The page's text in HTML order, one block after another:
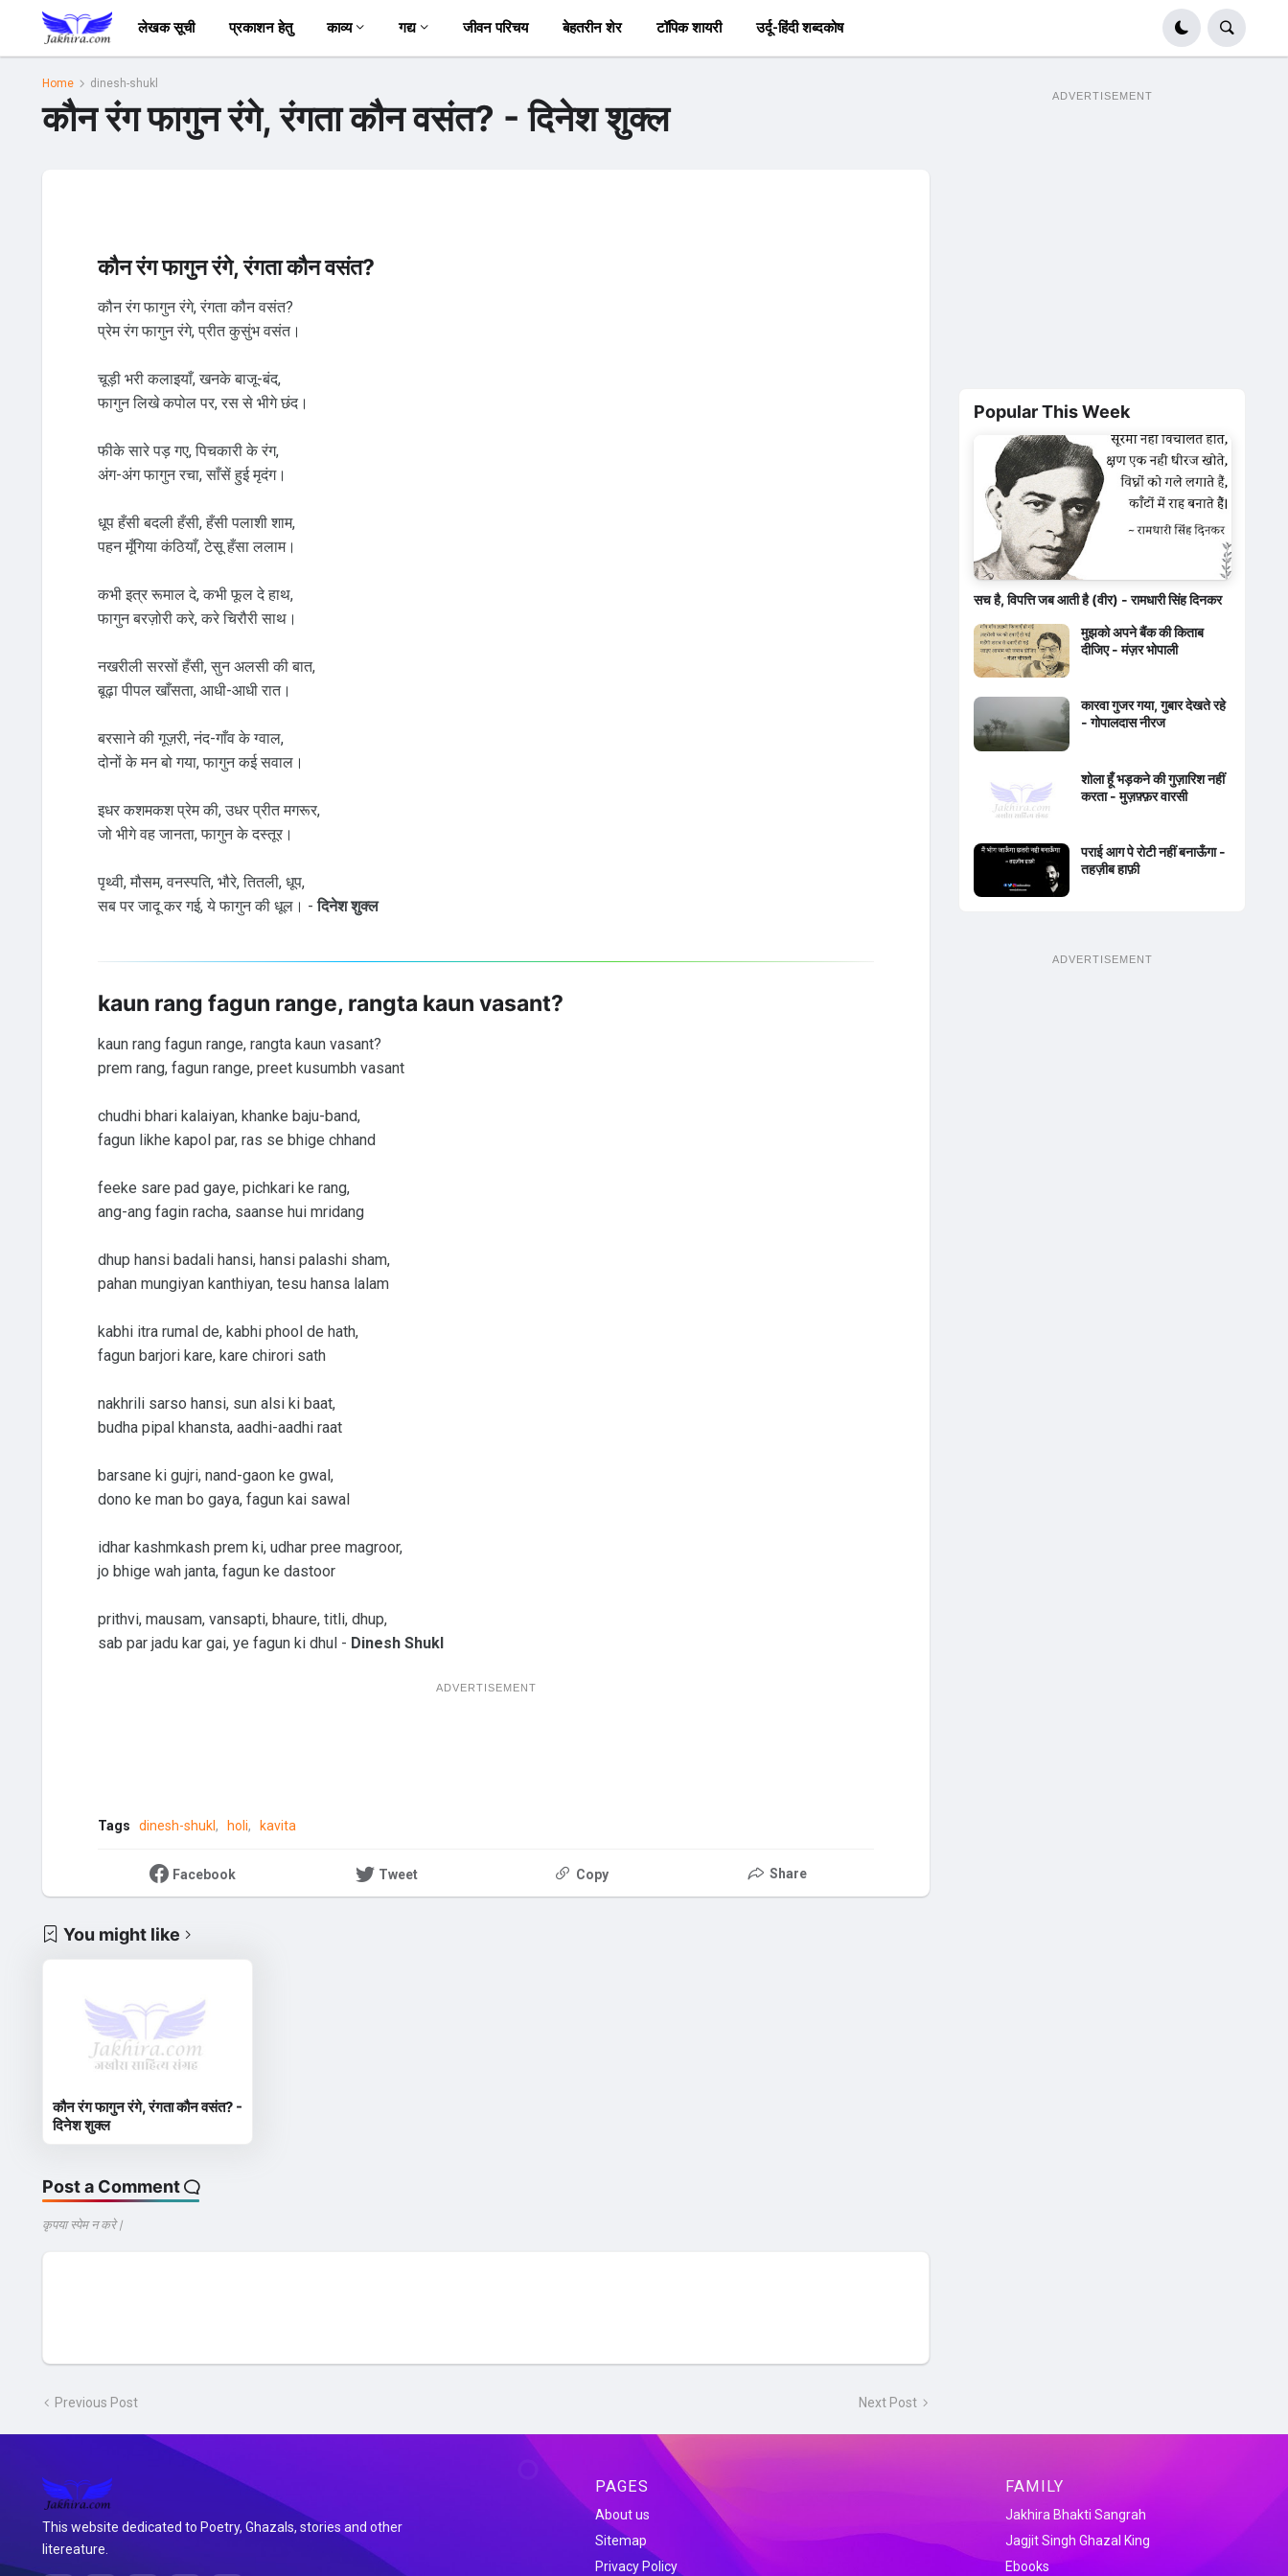
लेखक सूची प्रकाशन हेतु काव्य गद्य जीवन परिचय बेहतरीन शेर टॉपिक शायरी उर्दू-हिंदी शब्दकोष
Home dinesh-shukl
कौन रंग फागुन रंगे, रंगता कौन वसंत? - दिनेश शुक्ल
कौन रंग फागुन रंगे, रंगता कौन वसंत?
कौन रंग फागुन रंगे, रंगता कौन वसंत?
प्रेम रंग फागुन रंगे, प्रीत कुसुंभ वसंत।
चूड़ी भरी कलाइयाँ, खनके बाजू-बंद,
फागुन लिखे कपोल पर, रस से भीगे छंद।
फीके सारे पड़ गए, पिचकारी के रंग,
अंग-अंग फागुन रचा, साँसें हुई मृदंग।
धूप हँसी बदली हँसी, हँसी पलाशी शाम,
पहन मूँगिया कंठियाँ, टेसू हँसा ललाम।
कभी इत्र रूमाल दे, कभी फूल दे हाथ,
फागुन बरज़ोरी करे, करे चिरौरी साथ।
नखरीली सरसों हँसी, सुन अलसी की बात,
बूढ़ा पीपल खाँसता, आधी-आधी रात।
बरसाने की गूज़री, नंद-गाँव के ग्वाल,
दोनों के मन बो गया, फागुन कई सवाल।
इधर कशमकश प्रेम की, उधर प्रीत मगरूर,
जो भीगे वह जानता, फागुन के दस्तूर।
पृथ्वी, मौसम, वनस्पति, भौरे, तितली, धूप,
सब पर जादू कर गई, ये फागुन की धूल। -दिनेश शुक्ल
kaun rang fagun range, rangta kaun vasant?
kaun rang fagun range, rangta kaun vasant?
prem rang, fagun range, preet kusumbh vasant
chudhi bhari kalaiyan, khanke baju-band,
fagun likhe kapol par, ras se bhige chhand
feeke sare pad gaye, pichkari ke rang,
ang-ang fagin racha, saanse hui mridang
dhup hansi badali hansi, hansi palashi sham,
pahan mungiyan kanthiyan, tesu hansa lalam
kabhi itra rumal de, kabhi phool de hath,
fagun barjori kare, kare chirori sath
nakhrili sarso hansi, sun alsi ki baat,
budha pipal khansta, aadhi-aadhi raat
barsane ki gujri, nand-gaon ke gwal,
dono ke man bo gaya, fagun kai sawal
idhar kashmkash prem ki, udhar pree magroor,
jo bhige wah janta, fagun ke dastoor
prithvi, mausam, vansapti, bhaure, titli, dhup,
sab par jadu kar gai, ye fagun ki dhul - Dinesh Shukl
ADVERTISEMENT
Tags dinesh-shukl holi kavita
Facebook Tweet Copy Share
You might like
कौन रंग फागुन रंगे, रंगता कौन वसंत? -
दिनेश शुक्ल
Post a Comment
कृपया स्पेम न करे |
Previous Post Next Post
ADVERTISEMENT
Popular This Week
सच है, विपत्ति जब आती है (वीर) - रामधारी सिंह दिनकर
मुझको अपने बैंक की किताब
दीजिए - मंज़र भोपाली
कारवा गुजर गया, गुबार देखते रहे
- गोपालदास नीरज
शोला हूँ भड़कने की गुज़ारिश नहीं
करता - मुज़फ़्फ़र वारसी
पराई आग पे रोटी नहीं बनाऊँगा -
तहज़ीब हाफ़ी
ADVERTISEMENT
This website dedicated to Poetry, Ghazals, stories and other
litereature.
PAGES
About us
Sitemap
Privacy Policy
FAMILY
Jakhira Bhakti Sangrah
Jagjit Singh Ghazal King
Ebooks